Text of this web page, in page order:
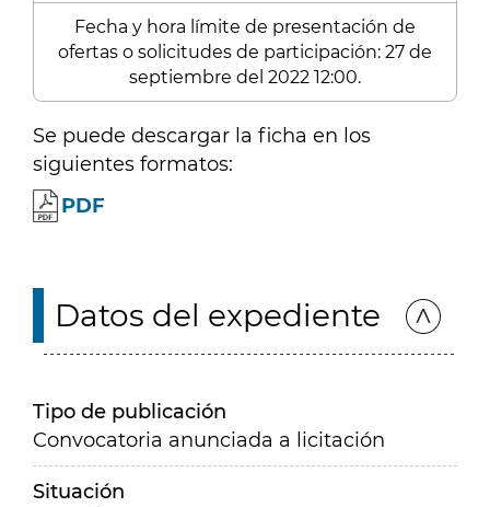
Fecha y hora límite de presentación de
ofertas o solicitudes de participación: 27 de
septiembre del 2022 12:00.
Se puede descargar la ficha en los
siguientes formatos:
PDF
Datos del expediente
Tipo de publicación
Convocatoria anunciada a licitación
Situación